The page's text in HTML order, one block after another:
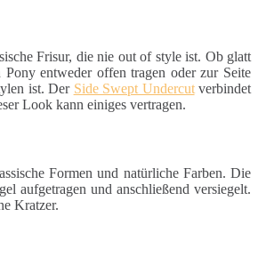
Frisur, die nie out of style ist. Ob glatt
entweder offen tragen oder zur Seite
ist. Der Side Swept Undercutverbindet
Look kann einiges vertragen.
Formen und natürliche Farben. Die
aufgetragen und anschließend versiegelt.
Kratzer.